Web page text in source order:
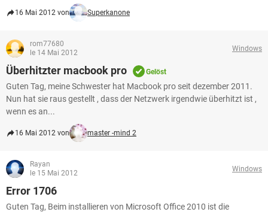
16 Mai 2012 von Superkanone
rom77680
le 14 Mai 2012
Windows
Überhitzter macbook pro Gelöst
Guten Tag, meine Schwester hat Macbook pro seit dezember 2011.
Nun hat sie raus gestellt , dass der Netzwerk irgendwie überhitzt ist ,
wenn es an...
16 Mai 2012 von master -mind 2
Rayan
le 15 Mai 2012
Windows
Error 1706
Guten Tag, Beim installieren von Microsoft Office 2010 ist die